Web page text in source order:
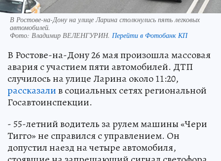
В Ростове-на-Дону на улице Ларина столкнулись пять легковых
автомобилей.
Фото: Владимир ВЕЛЕНГУРИН. Перейти в Фотобанк КП
В Ростове-на-Дону 26 мая произошла массовая
авария с участием пяти автомобилей. ДТП
случилось на улице Ларина около 11:20,
рассказалив социальных сетях региональной
Госавтоинспекции.
- 55-летний водитель за рулем машины «Чери
Тигго» не справился с управлением. Он
допустил наезд на четыре автомобиля,